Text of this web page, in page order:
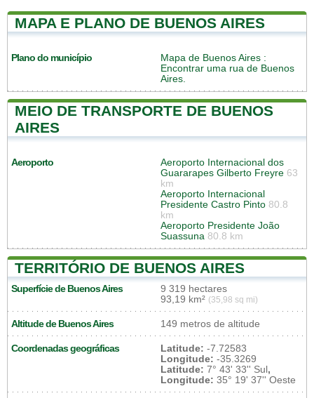
MAPA E PLANO DE BUENOS AIRES
Plano do município Mapa de Buenos Aires :
Encontrar uma rua de Buenos
Aires.
MEIO DE TRANSPORTE DE BUENOS
AIRES
Aeroporto
Aeroporto Internacional dos
Guararapes Gilberto Freyre 63
km
Aeroporto Internacional
Presidente Castro Pinto 80.8
km
Aeroporto Presidente João
Suassuna 80.8 km
TERRITÓRIO DE BUENOS AIRES
Superfície de Buenos Aires
9 319 hectares
93,19 km² (35,98 sq mi)
Altitude de Buenos Aires 149 metros de altitude
Coordenadas geográficas Latitude: -7.72583
Longitude: -35.3269
Latitude: 7° 43' 33'' Sul,
Longitude: 35° 19' 37'' Oeste